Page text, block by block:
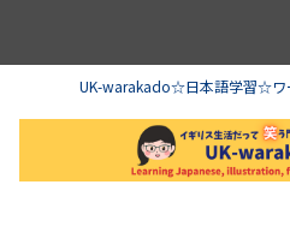
UK-warakado☆日本語学習☆